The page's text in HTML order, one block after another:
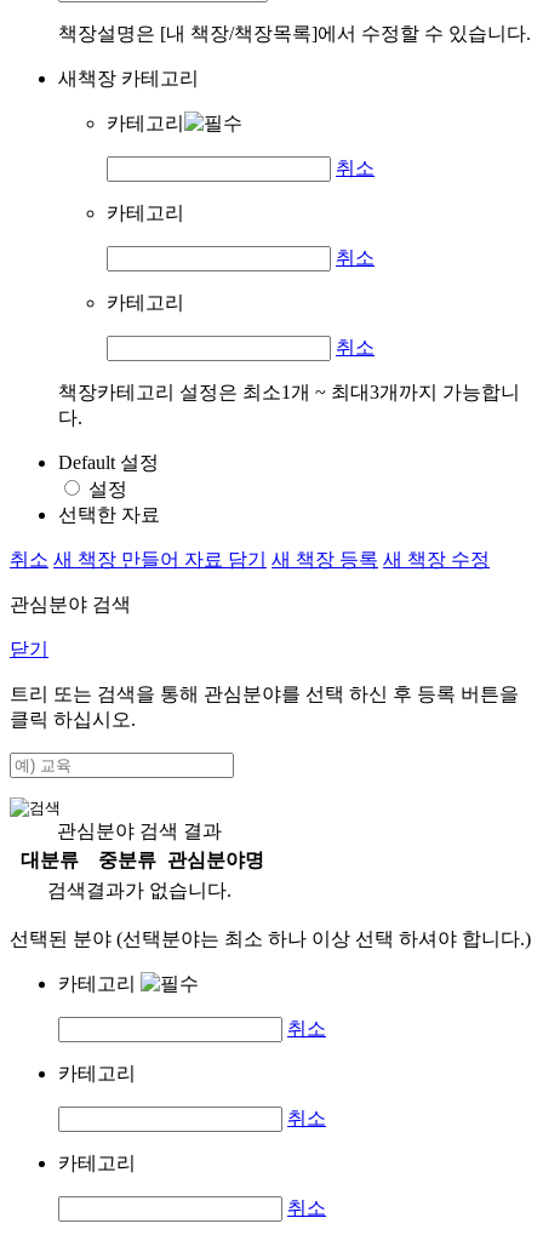
책장설명은 [내 책장/책장목록]에서 수정할 수 있습니다.
새책장 카테고리
카테고리
취소
카테고리
취소
카테고리
취소
책장카테고리 설정은 최소1개 ~ 최대3개까지 가능합니
다.
Default 설정
설정
선택한 자료
취소 새 책장 만들어 자료 담기 새 책장 등록 새 책장 수정
관심분야 검색
닫기
트리 또는 검색을 통해 관심분야를 선택 하신 후 등록 버튼을
클릭 하십시오.
관심분야 검색 결과
대분류
중분류
관심분야명
검색결과가 없습니다.
선택된 분야 (선택분야는 최소 하나 이상 선택 하셔야 합니다.)
카테고리
취소
카테고리
취소
카테고리
취소